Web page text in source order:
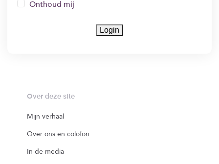
Onthoud mij
Login
Over deze site
Mijn verhaal
Over ons en colofon
In de media